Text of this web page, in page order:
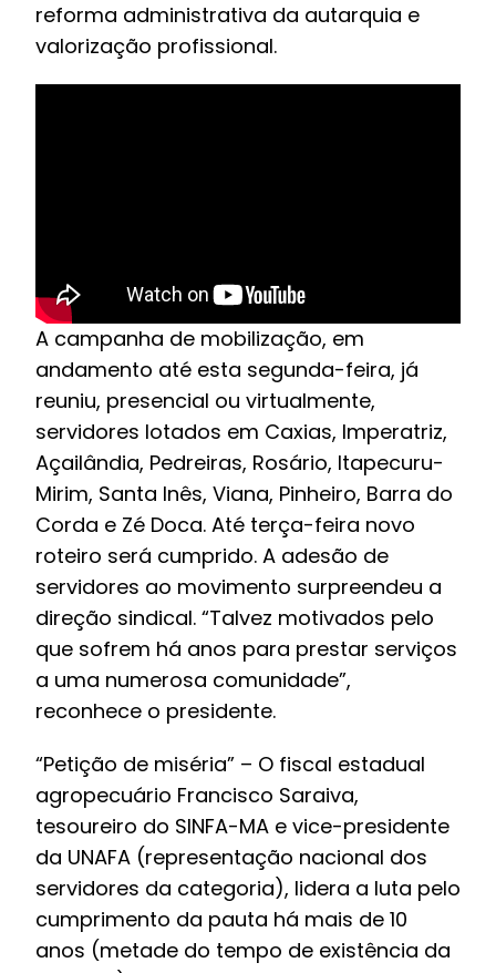
reforma administrativa da autarquia e
valorização profissional.
A campanha de mobilização, em
andamento até esta segunda-feira, já
reuniu, presencial ou virtualmente,
servidores lotados em Caxias, Imperatriz,
Açailândia, Pedreiras, Rosário, Itapecuru-
Mirim, Santa Inês, Viana, Pinheiro, Barra do
Corda e Zé Doca. Até terça-feira novo
roteiro será cumprido. A adesão de
servidores ao movimento surpreendeu a
direção sindical. “Talvez motivados pelo
que sofrem há anos para prestar serviços
a uma numerosa comunidade”,
reconhece o presidente.
“Petição de miséria” – O fiscal estadual
agropecuário Francisco Saraiva,
tesoureiro do SINFA-MA e vice-presidente
da UNAFA (representação nacional dos
servidores da categoria), lidera a luta pelo
cumprimento da pauta há mais de 10
anos (metade do tempo de existência da